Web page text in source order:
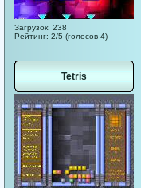
Загрузок: 238
Рейтинг: 2/5 (голосов 4)
Tetris